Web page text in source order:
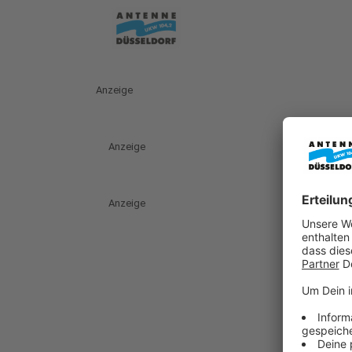
Anzeige
Anzeige
Anzeige